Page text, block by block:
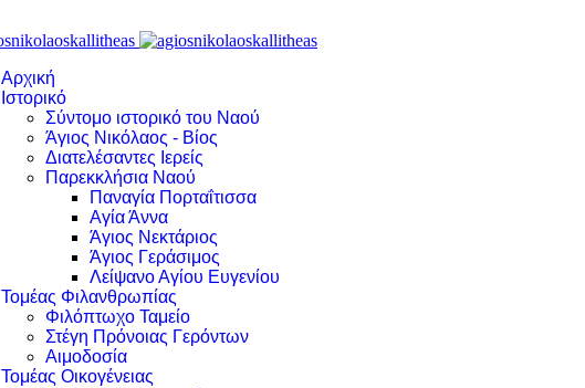
Αρχική
Ιστορικό
Σύντομο ιστορικό του Ναού
Άγιος Νικόλαος - Βίος
Διατελέσαντες Ιερείς
Παρεκκλήσια Ναού
Παναγία Πορταΐτισσα
Αγία Άννα
Άγιος Νεκτάριος
Άγιος Γεράσιμος
Λείψανο Αγίου Ευγενίου
Τομέας Φιλανθρωπίας
Φιλόπτωχο Ταμείο
Στέγη Πρόνοιας Γερόντων
Αιμοδοσία
Τομέας Οικογένειας